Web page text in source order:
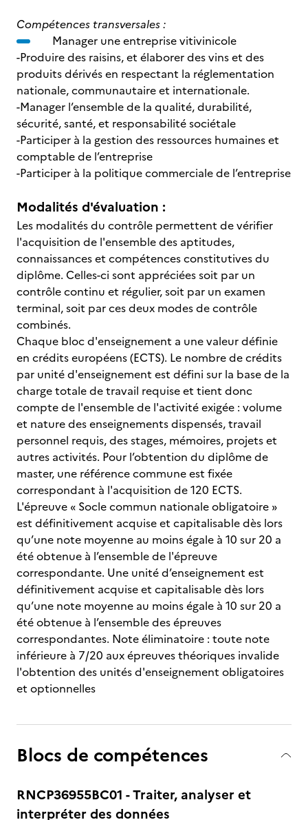
Compétences transversales :
Manager une entreprise vitivinicole
-Produire des raisins, et élaborer des vins et des
produits dérivés en respectant la réglementation
nationale, communautaire et internationale.
-Manager l’ensemble de la qualité, durabilité,
sécurité, santé, et responsabilité sociétale
-Participer à la gestion des ressources humaines et
comptable de l’entreprise
-Participer à la politique commerciale de l’entreprise
Modalités d'évaluation :
Les modalités du contrôle permettent de vérifier
l'acquisition de l'ensemble des aptitudes,
connaissances et compétences constitutives du
diplôme. Celles-ci sont appréciées soit par un
contrôle continu et régulier, soit par un examen
terminal, soit par ces deux modes de contrôle
combinés.
Chaque bloc d'enseignement a une valeur définie
en crédits européens (ECTS). Le nombre de crédits
par unité d'enseignement est défini sur la base de la
charge totale de travail requise et tient donc
compte de l'ensemble de l'activité exigée : volume
et nature des enseignements dispensés, travail
personnel requis, des stages, mémoires, projets et
autres activités. Pour l’obtention du diplôme de
master, une référence commune est fixée
correspondant à l'acquisition de 120 ECTS.
L'épreuve « Socle commun nationale obligatoire »
est définitivement acquise et capitalisable dès lors
qu’une note moyenne au moins égale à 10 sur 20 a
été obtenue à l’ensemble de l'épreuve
correspondante. Une unité d’enseignement est
définitivement acquise et capitalisable dès lors
qu’une note moyenne au moins égale à 10 sur 20 a
été obtenue à l’ensemble des épreuves
correspondantes. Note éliminatoire : toute note
inférieure à 7/20 aux épreuves théoriques invalide
l'obtention des unités d'enseignement obligatoires
et optionnelles
Blocs de compétences
RNCP36955BC01 - Traiter, analyser et
interpréter des données